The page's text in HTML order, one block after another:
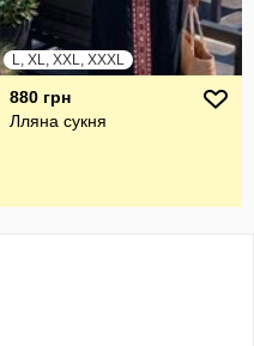
L, XL, XXL, XXXL
880 грн
Лляна сукня